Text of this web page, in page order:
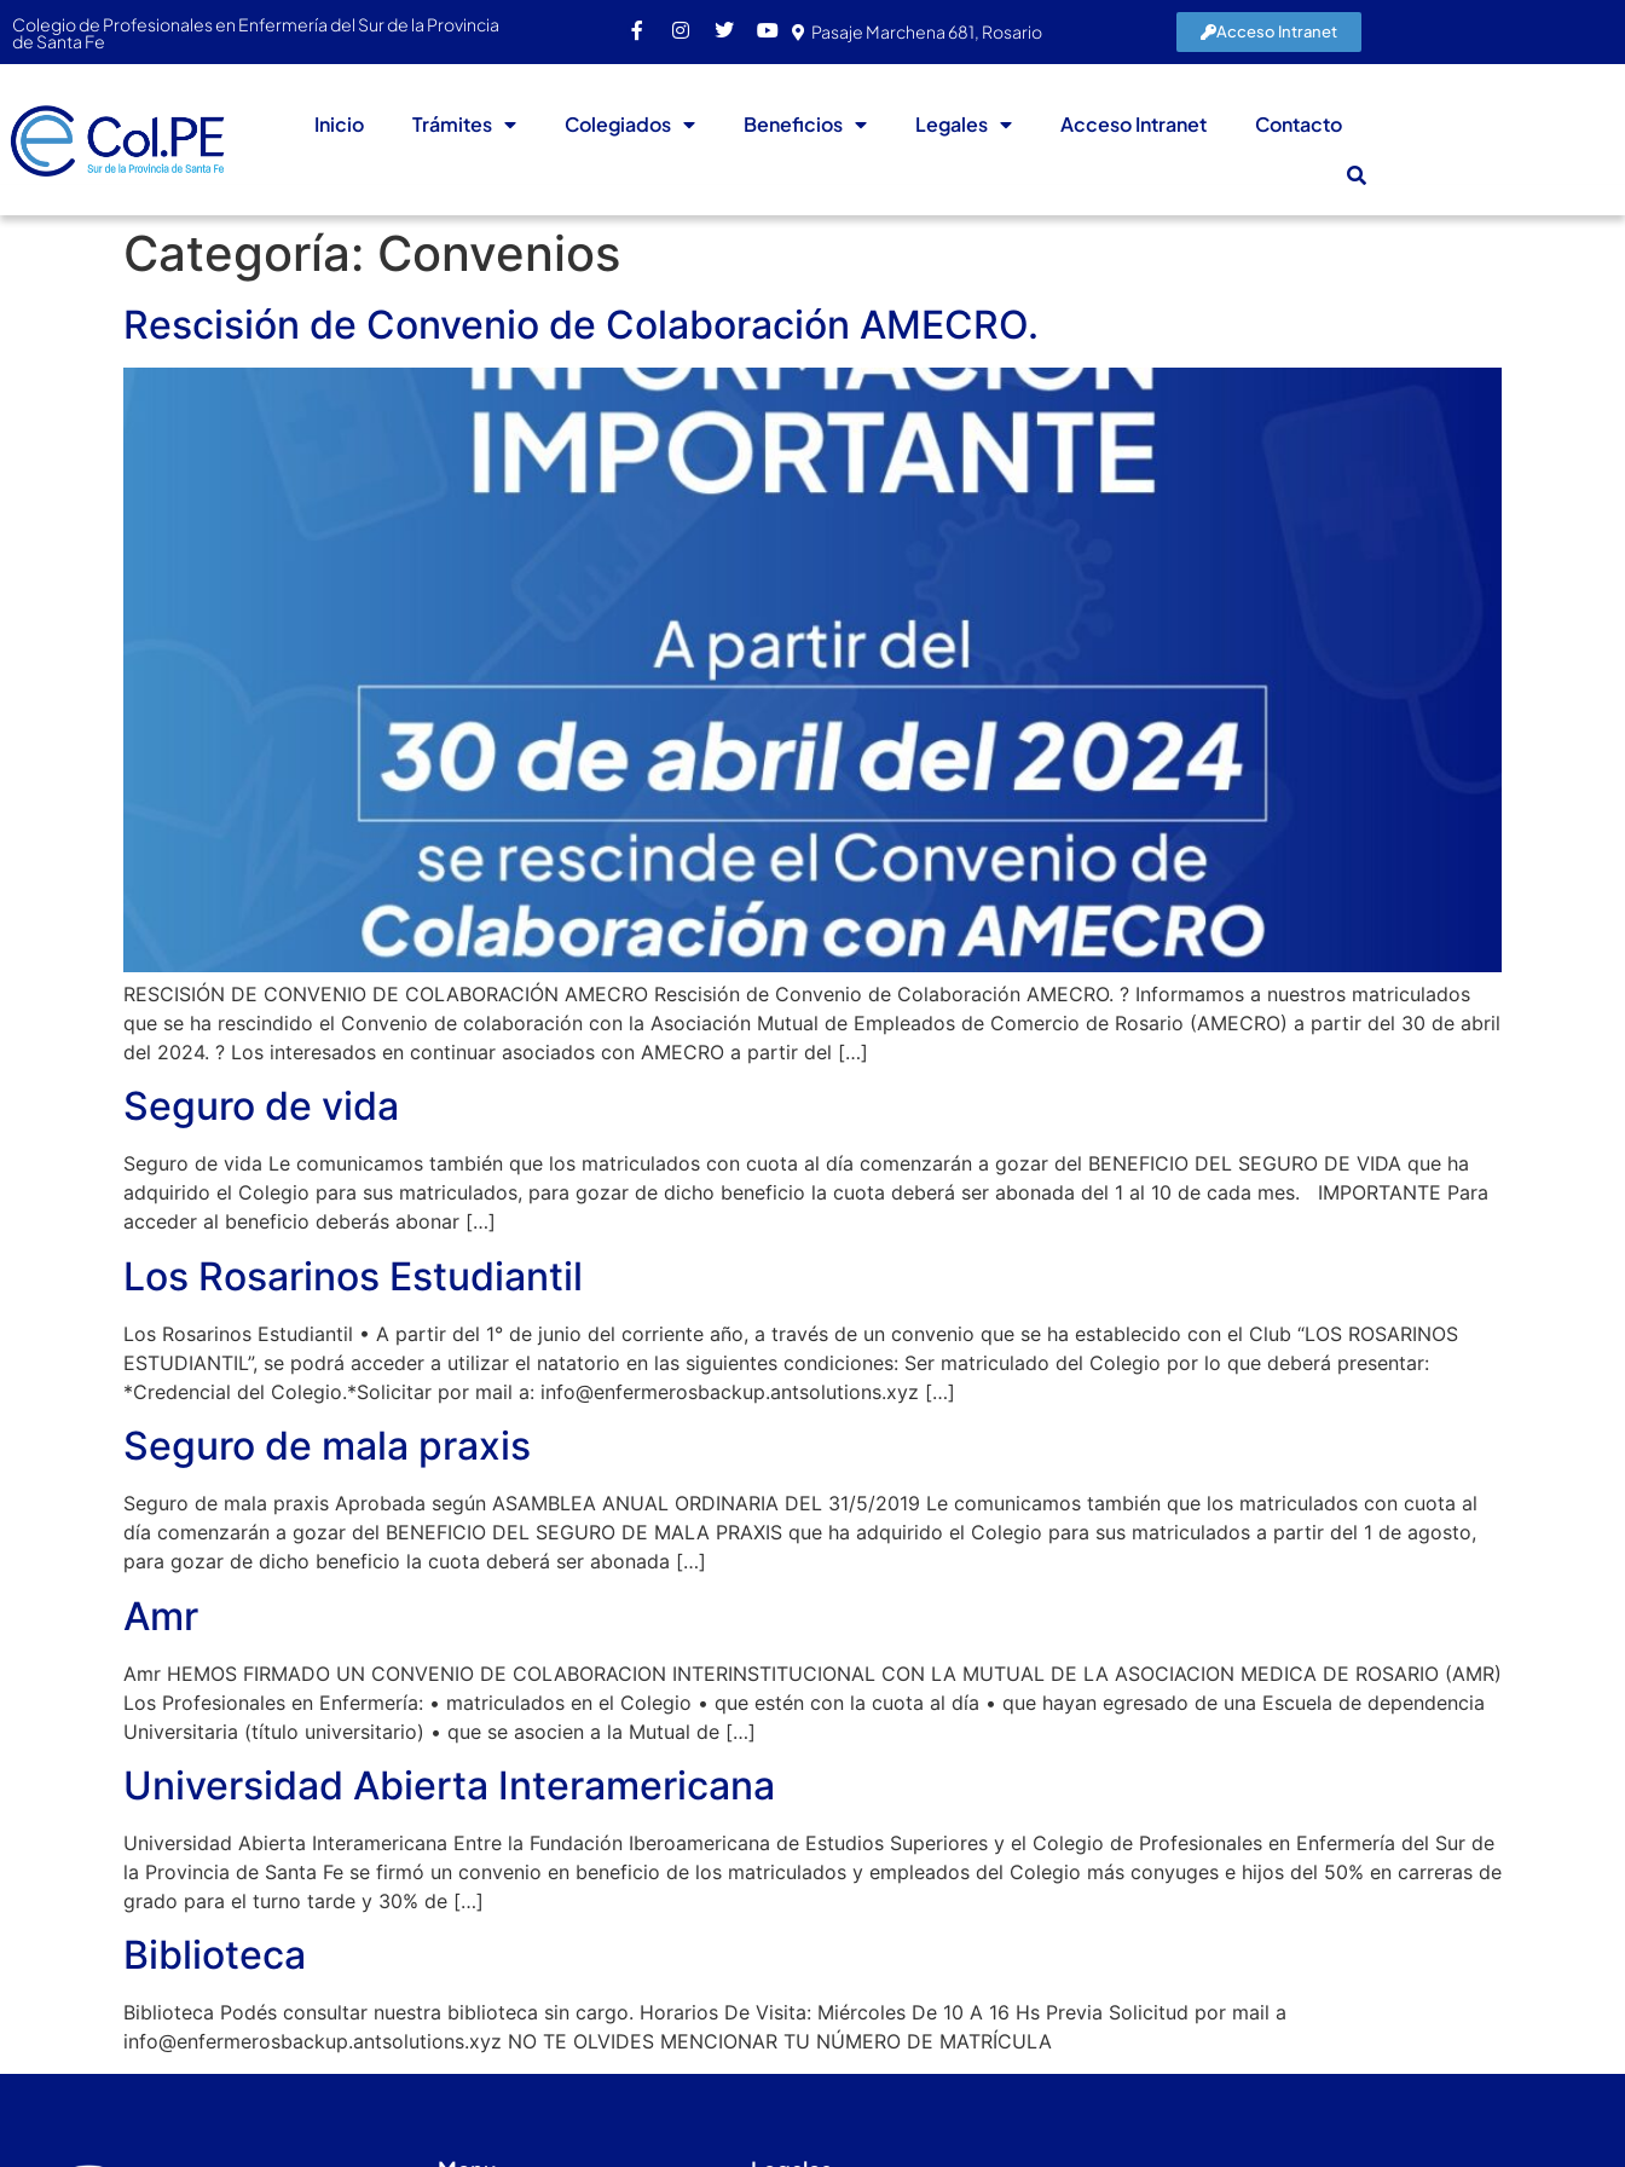
Colegio de Profesionales en Enfermería del Sur de la Provincia
de Santa Fe Pasaje Marchena 681, Rosario Acceso Intranet
Inicio Trámites Colegiados Beneficios Legales Acceso Intranet Contacto
Categoría: Convenios
Rescisión de Convenio de Colaboración AMECRO.
RESCISIÓN DE CONVENIO DE COLABORACIÓN AMECRO Rescisión de Convenio de Colaboración AMECRO. ? Informamos a nuestros matriculados
que se ha rescindido el Convenio de colaboración con la Asociación Mutual de Empleados de Comercio de Rosario (AMECRO) a partir del 30 de abril
del 2024. ? Los interesados en continuar asociados con AMECRO a partir del […]
Seguro de vida
Seguro de vida Le comunicamos también que los matriculados con cuota al día comenzarán a gozar del BENEFICIO DEL SEGURO DE VIDA que ha
adquirido el Colegio para sus matriculados, para gozar de dicho beneficio la cuota deberá ser abonada del 1 al 10 de cada mes. IMPORTANTE Para
acceder al beneficio deberás abonar […]
Los Rosarinos Estudiantil
Los Rosarinos Estudiantil • A partir del 1° de junio del corriente año, a través de un convenio que se ha establecido con el Club “LOS ROSARINOS
ESTUDIANTIL”, se podrá acceder a utilizar el natatorio en las siguientes condiciones: Ser matriculado del Colegio por lo que deberá presentar:
*Credencial del Colegio.*Solicitar por mail a: info@enfermerosbackup.antsolutions.xyz […]
Seguro de mala praxis
Seguro de mala praxis Aprobada según ASAMBLEA ANUAL ORDINARIA DEL 31/5/2019 Le comunicamos también que los matriculados con cuota al
día comenzarán a gozar del BENEFICIO DEL SEGURO DE MALA PRAXIS que ha adquirido el Colegio para sus matriculados a partir del 1 de agosto,
para gozar de dicho beneficio la cuota deberá ser abonada […]
Amr
Amr HEMOS FIRMADO UN CONVENIO DE COLABORACION INTERINSTITUCIONAL CON LA MUTUAL DE LA ASOCIACION MEDICA DE ROSARIO (AMR)
Los Profesionales en Enfermería: • matriculados en el Colegio • que estén con la cuota al día • que hayan egresado de una Escuela de dependencia
Universitaria (título universitario) • que se asocien a la Mutual de […]
Universidad Abierta Interamericana
Universidad Abierta Interamericana Entre la Fundación Iberoamericana de Estudios Superiores y el Colegio de Profesionales en Enfermería del Sur de
la Provincia de Santa Fe se firmó un convenio en beneficio de los matriculados y empleados del Colegio más conyuges e hijos del 50% en carreras de
grado para el turno tarde y 30% de […]
Biblioteca
Biblioteca Podés consultar nuestra biblioteca sin cargo. Horarios De Visita: Miércoles De 10 A 16 Hs Previa Solicitud por mail a
info@enfermerosbackup.antsolutions.xyz NO TE OLVIDES MENCIONAR TU NÚMERO DE MATRÍCULA